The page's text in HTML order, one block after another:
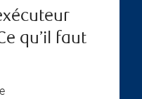
qu’il faut